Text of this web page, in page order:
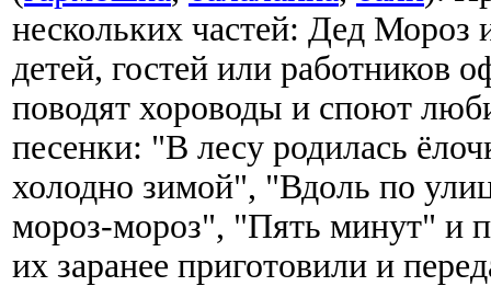
нескольких частей: Дед Мороз
детей, гостей или работников
поводят хороводы и споют
песенки: "В лесу родилась
холодно зимой", "Вдоль по
мороз-мороз", "Пять минут" и
их заранее приготовили и